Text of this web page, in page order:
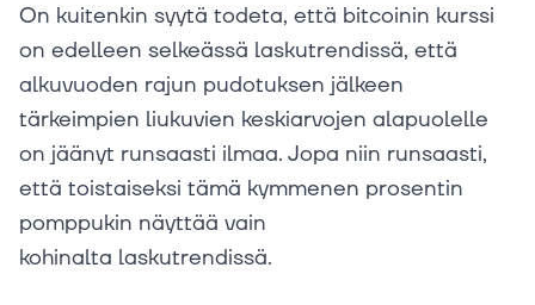
On kuitenkin syytä todeta, että bitcoinin kurssi
on edelleen selkeässä laskutrendissä, että
alkuvuoden rajun pudotuksen jälkeen
tärkeimpien liukuvien keskiarvojen alapuolelle
on jäänyt runsaasti ilmaa. Jopa niin runsaasti,
että toistaiseksi tämä kymmenen prosentin
pomppukin näyttää vain
kohinalta laskutrendissä.